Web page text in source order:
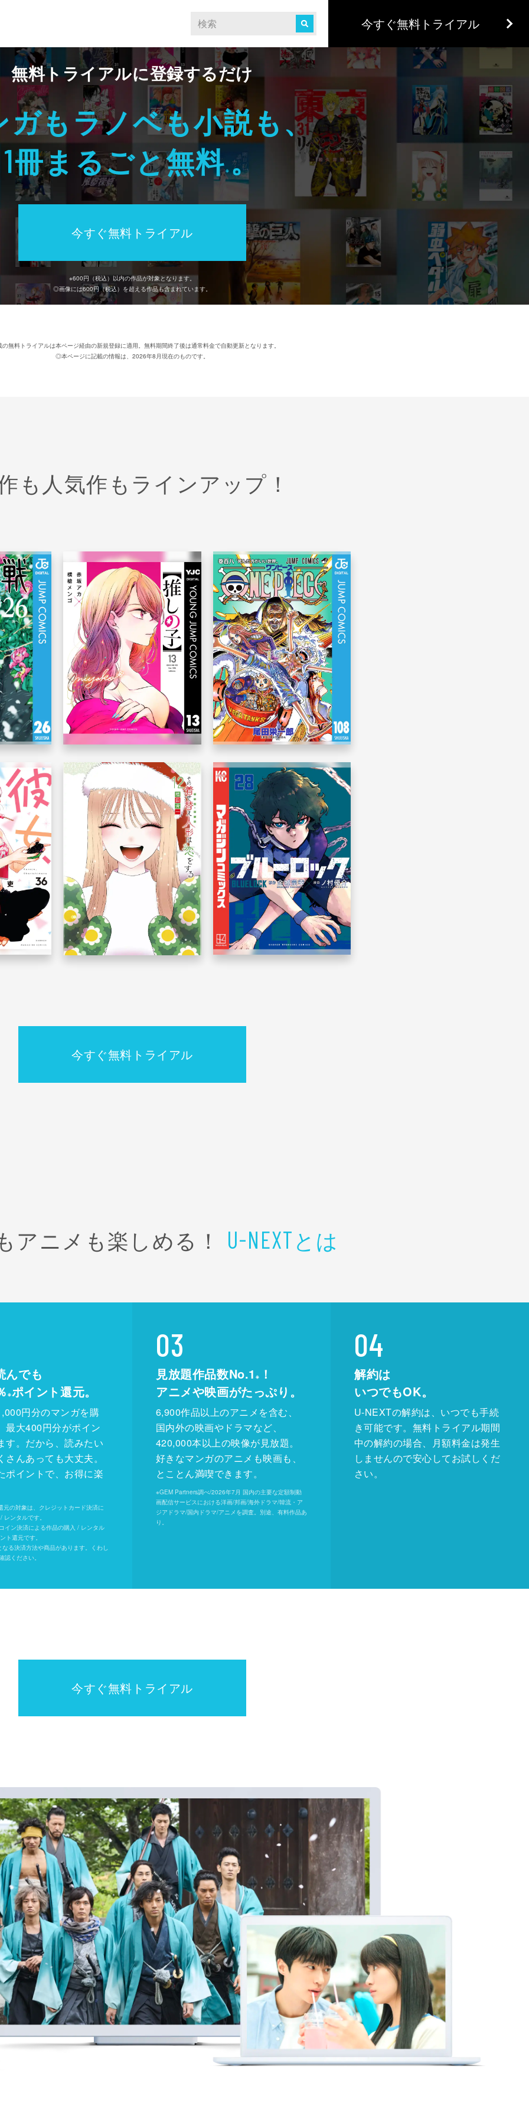
今すぐ無料トライアル
無料トライアルに登録するだけ
ガもラノベも小説も、
1冊まるごと無料※ 。
今すぐ無料トライアル
※600円（税込）以内の作品が対象となります。
◎画像には600円（税込）を超える作品も含まれています。
無料トライアルは本ページ経由の新規登録に適用。無料期間終了後は通常料金で自動更新となります。
◎本ページに記載の情報は、2026年8月現在のものです。
も人気作も ラインアップ！
今すぐ無料トライアル
アニメも楽しめる！ U-NEXTとは
んでも
※ポイント還元。
円分のマンガを購
最大400円分がポイン
す。だから、読みたい
さんあっても大丈夫。
ポイントで、お得に楽
元の対象は、クレジットカード決済に
ンタルです。
イン決済による作品の購入 / レンタル
ト還元です。
る決済方法や商品があります。くわし
認ください。
03
見放題作品数No.1 ※
！
アニメや映画がたっぷり。
6,900作品以上のアニメを含む、
国内外の映画やドラマなど、
420,000本以上の映像が見放題。
好きなマンガのアニメも映画も、
とことん満喫できます。
※GEM Partners調べ/2026年7⽉ 国内の主要な定額制動
画配信サービスにおける洋画/邦画/海外ドラマ/韓流・ア
ジアドラマ/国内ドラマ/アニメを調査。別途、有料作品あ
り。
04
解約は
いつでもOK。
U-NEXTの解約は、いつでも手続
き可能です。無料トライアル期間
中の解約の場合、月額料金は発生
しませんので安心してお試しくだ
さい。
今すぐ無料トライアル